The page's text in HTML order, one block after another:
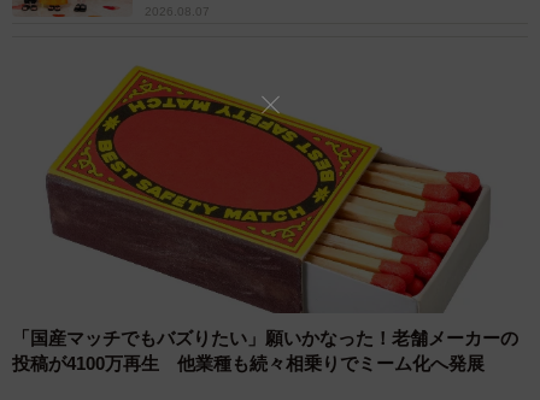
1000系は数少なくなった扇風機付きの車両だ
そして現在も扇風機は現役です。このように水間鉄道を訪
れると、ちょっと懐かしい昭和に出会えます。
2026.08.07
「国産マッチでもバズりたい」願いかなった！老舗メーカーの
投稿が4100万再生 他業種も続々相乗りでミーム化へ発展